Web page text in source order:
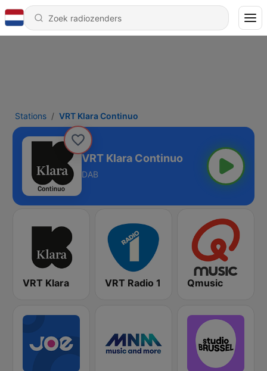
Stations VRT Klara Continuo
VRT Klara Continuo
DAB
VRT Klara VRT Radio 1 Qmusic